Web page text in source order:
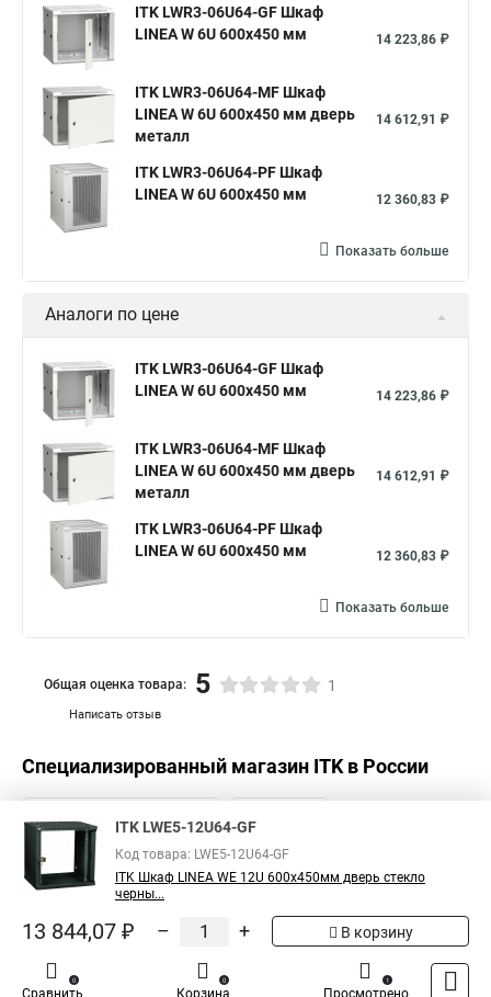
ITK LWR3-06U64-GF Шкаф
LINEA W 6U 600x450 мм
14 223,86 ₽
ITK LWR3-06U64-MF Шкаф
LINEA W 6U 600x450 мм дверь
металл
14 612,91 ₽
ITK LWR3-06U64-PF Шкаф
LINEA W 6U 600x450 мм
12 360,83 ₽
Показать больше
Аналоги по цене
ITK LWR3-06U64-GF Шкаф
LINEA W 6U 600x450 мм
14 223,86 ₽
ITK LWR3-06U64-MF Шкаф
LINEA W 6U 600x450 мм дверь
металл
14 612,91 ₽
ITK LWR3-06U64-PF Шкаф
LINEA W 6U 600x450 мм
12 360,83 ₽
Показать больше
Написать отзыв
Общая оценка товара: 5 1
Специализированный магазин ITKв России
ITK LWE5-12U64-GF
Код товара: LWE5-12U64-GF
ITK Шкаф LINEA WE 12U 600x450мм дверь стекло
черны...
13 844,07 ₽ – + В корзину
Сравнить
0
Корзина
0
Просмотрено
1